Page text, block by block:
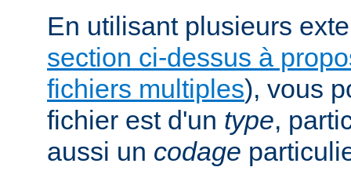
En utilisant plusieurs
section ci-dessus à
fichiers multiples), vous
fichier est d'un type,
aussi un codage